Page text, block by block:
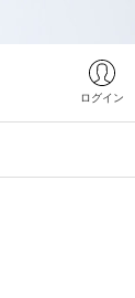
ログイン